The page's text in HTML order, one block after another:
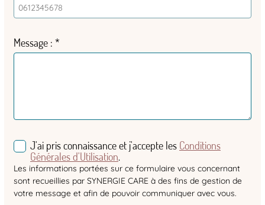
Message
J'ai pris connaissance et j'accepte les Conditions
Générales d'Utilisation.
Les informations portées sur ce formulaire vous concernant
sont recueillies par SYNERGIE CARE à des fins de gestion de
votre message et afin de pouvoir communiquer avec vous.